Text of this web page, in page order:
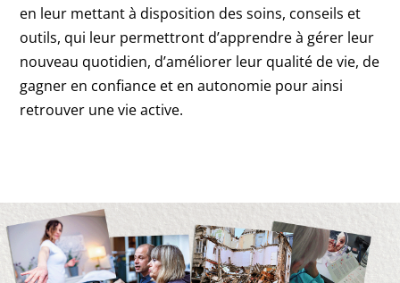
en leur mettant à disposition des soins, conseils et
outils, qui leur permettront d’apprendre à gérer leur
nouveau quotidien, d’améliorer leur qualité de vie, de
gagner en confiance et en autonomie pour ainsi
retrouver une vie active.